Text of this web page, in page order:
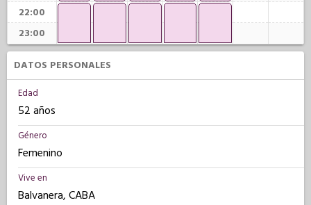
22:00
23:00
DATOS PERSONALES
Edad
52 años
Género
Femenino
Vive en
Balvanera, CABA